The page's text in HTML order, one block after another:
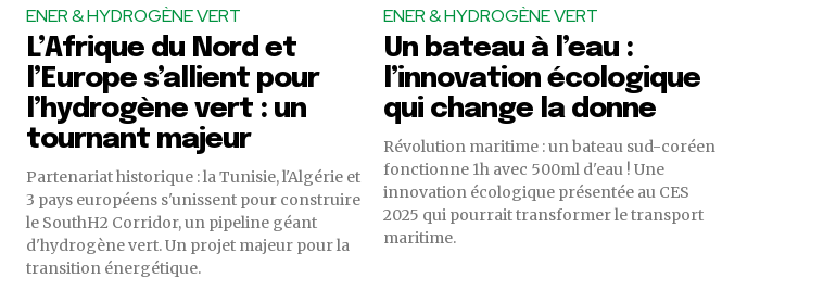
ENER & HYDROGÈNE VERT
L’Afrique du Nord et
l’Europe s’allient pour
l’hydrogène vert : un
tournant majeur
Partenariat historique : la Tunisie, l'Algérie et
3 pays européens s'unissent pour construire
le SouthH2 Corridor, un pipeline géant
d'hydrogène vert. Un projet majeur pour la
transition énergétique.
ENER & HYDROGÈNE VERT
Un bateau à l’eau :
l’innovation écologique
qui change la donne
Révolution maritime : un bateau sud-coréen
fonctionne 1h avec 500ml d'eau ! Une
innovation écologique présentée au CES
2025 qui pourrait transformer le transport
maritime.